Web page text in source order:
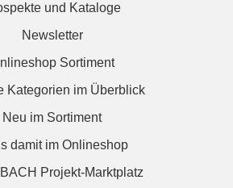
und Kataloge
Newsletter
Sortiment
Kategorien im Überblick
Neu im Sortiment
damit im Onlineshop
Projekt-Marktplatz